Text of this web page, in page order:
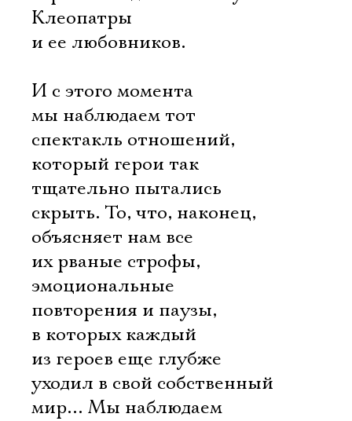
Клеопатры
и ее любовников.
И с этого момента
мы наблюдаем тот
спектакль отношений,
который герои так
тщательно пытались
скрыть. То, что, наконец,
объясняет нам все
их рваные строфы,
эмоциональные
повторения и паузы,
в которых каждый
из героев еще глубже
уходил в свой собственный
мир… Мы наблюдаем